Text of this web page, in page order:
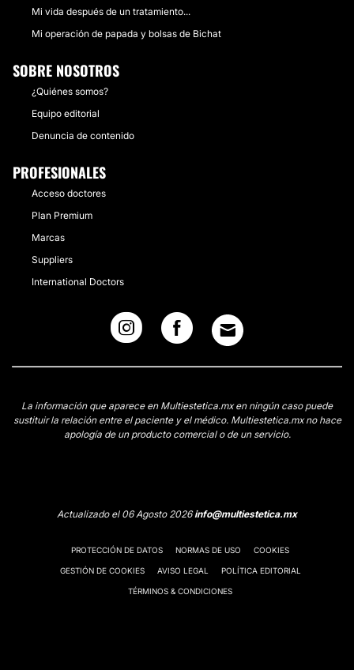
Mi vida después de un tratamiento...
Mi operación de papada y bolsas de Bichat
SOBRE NOSOTROS
¿Quiénes somos?
Equipo editorial
Denuncia de contenido
PROFESIONALES
Acceso doctores
Plan Premium
Marcas
Suppliers
International Doctors
La información que aparece en Multiestetica.mx en ningún caso puede
sustituir la relación entre el paciente y el médico. Multiestetica.mx no hace
apología de un producto comercial o de un servicio.
Actualizado el 06 Agosto 2026info@multiestetica.mx
PROTECCIÓN DE DATOS NORMAS DE USO COOKIES
GESTIÓN DE COOKIES AVISO LEGAL POLÍTICA EDITORIAL
TÉRMINOS & CONDICIONES